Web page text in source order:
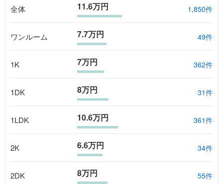
全体 11.6万円 1,850件
ワンルーム 7.7万円 49件
1K 7万円 362件
1DK 8万円 31件
1LDK 10.6万円 361件
2K 6.6万円 34件
2DK 8万円 55件